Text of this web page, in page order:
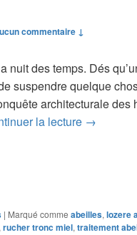
commentaire ↓
nuit des temps. Dés
suspendre quelque
architecturale des
la lecture LES
→
| Marqué comme abeilles, lozere
rucher tronc miel, traitement